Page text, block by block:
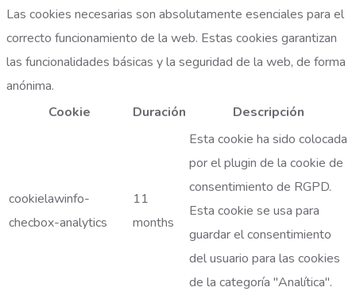
Las cookies necesarias son absolutamente esenciales para el
correcto funcionamiento de la web. Estas cookies garantizan
las funcionalidades básicas y la seguridad de la web, de forma
anónima.
Cookie
Duración Descripción
cookielawinfo-
checbox-analytics
11
months
Esta cookie ha sido colocada
por el plugin de la cookie de
consentimiento de RGPD.
Esta cookie se usa para
guardar el consentimiento
del usuario para las cookies
de la categoría "Analítica".